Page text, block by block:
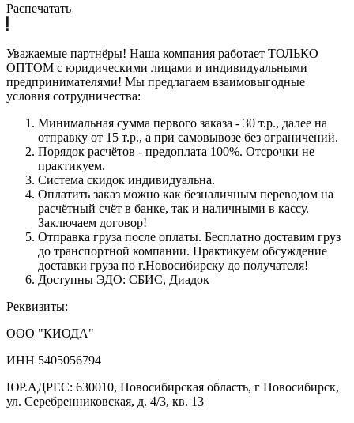
Распечатать
Уважаемые партнёры! Наша компания работает ТОЛЬКО
ОПТОМ с юридическими лицами и индивидуальными
предпринимателями! Мы предлагаем взаимовыгодные
условия сотрудничества:
Минимальная сумма первого заказа - 30 т.р., далее на
отправку от 15 т.р., а при самовывозе без ограничений.
Порядок расчётов - предоплата 100%. Отсрочки не
практикуем.
Система скидок индивидуальна.
Оплатить заказ можно как безналичным переводом на
расчётный счёт в банке, так и наличными в кассу.
Заключаем договор!
Отправка груза после оплаты. Бесплатно доставим груз
до транспортной компании. Практикуем обсуждение
доставки груза по г.Новосибирску до получателя!
Доступны ЭДО: СБИС, Диадок
Реквизиты:
ООО "КИОДА"
ИНН 5405056794
ЮР.АДРЕС: 630010, Новосибирская область, г Новосибирск,
ул. Серебренниковская, д. 4/3, кв. 13